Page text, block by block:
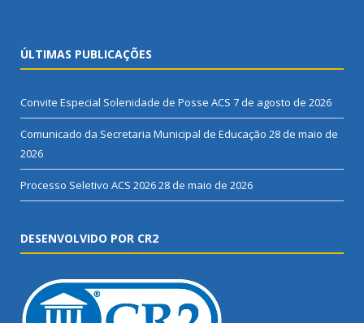
ÚLTIMAS PUBLICAÇÕES
Convite Especial Solenidade de Posse ACS 7 de agosto de 2026
Comunicado da Secretaria Municipal de Educação 28 de maio de
2026
Processo Seletivo ACS 202628 de maio de 2026
DESENVOLVIDO POR CR2